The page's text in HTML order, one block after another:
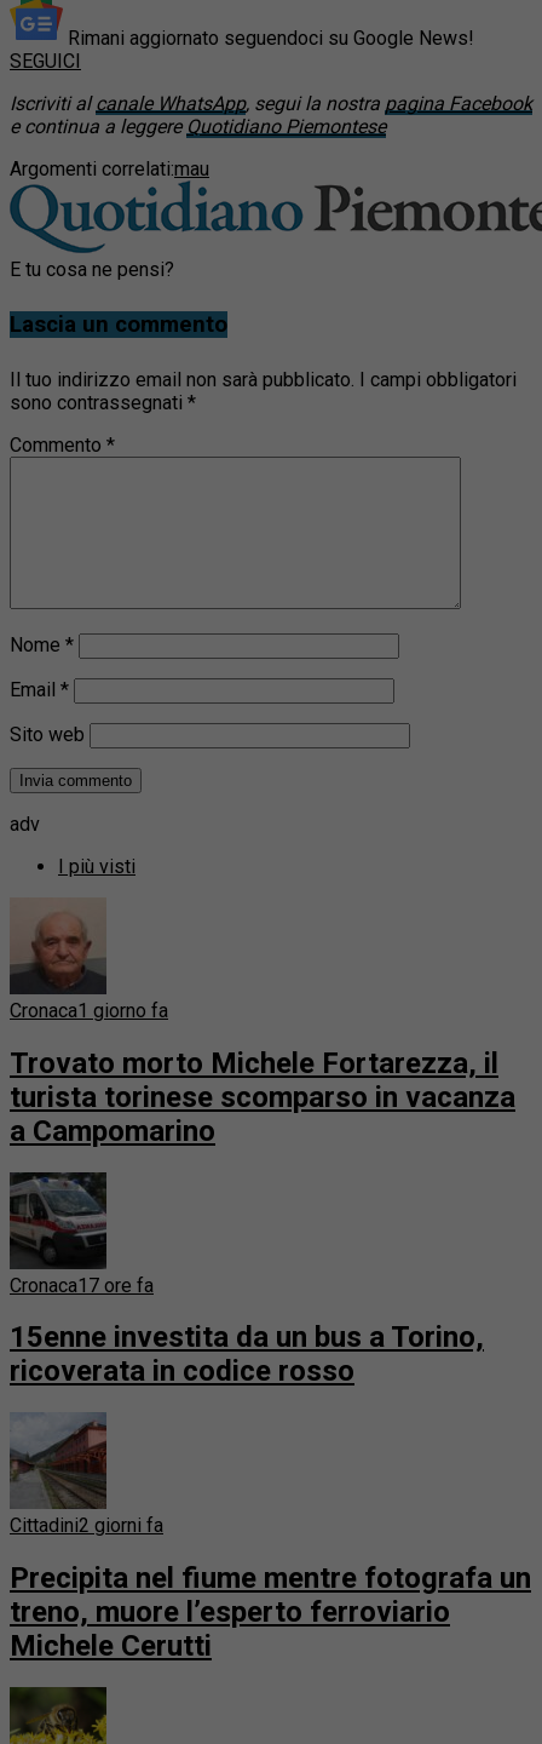
Rimani aggiornato seguendoci su Google News!
SEGUICI
Iscriviti alcanale WhatsApp, segui la nostra pagina Facebook
e continua a leggere Quotidiano Piemontese
Argomenti correlati:mau
E tu cosa ne pensi?
Lascia un commento
Il tuo indirizzo email non sarà pubblicato. I campi obbligatori
sono contrassegnati *
Commento *
Nome *
Email *
Sito web
adv
I più visti
Cronaca1 giorno fa
Trovato morto Michele Fortarezza, il
turista torinese scomparso in vacanza
a Campomarino
Cronaca17 ore fa
15enne investita da un bus a Torino,
ricoverata in codice rosso
Cittadini2 giorni fa
Precipita nel fiume mentre fotografa un
treno, muore l’esperto ferroviario
Michele Cerutti